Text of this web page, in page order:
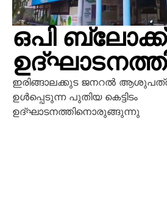
ഒപി ബ്ലോക്ക്
ഇരിങ്ങാലക്കുട ജനറൽ
ഉൾപ്പെടുന്ന പുതിയ കെട്ടിടം
ഉദ്ഘാടനത്തിനൊരുങ്ങുന്നു